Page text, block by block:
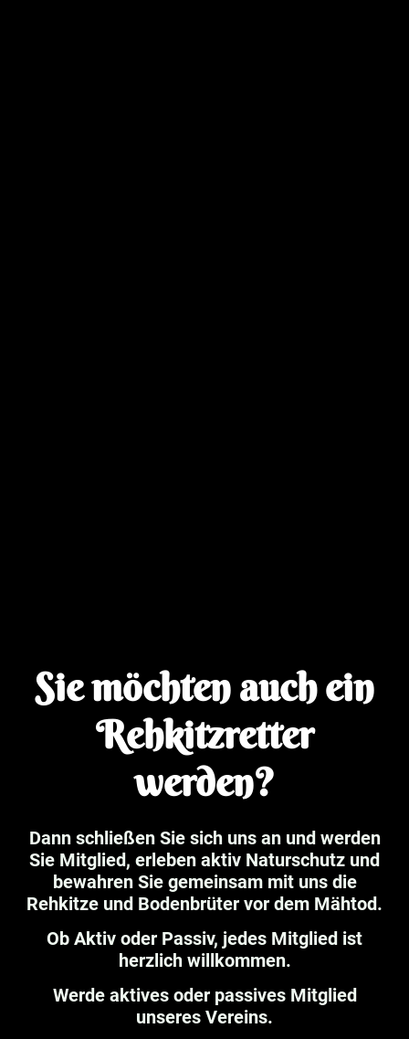
Sie möchten auch ein
Rehkitzretter
werden?
Dann schließen Sie sich uns an und werden
Sie Mitglied, erleben aktiv Naturschutz und
bewahren Sie gemeinsam mit uns die
Rehkitze und Bodenbrüter vor dem Mähtod.
Ob Aktiv oder Passiv, jedes Mitglied ist
herzlich willkommen.
Werde aktives oder passives Mitglied
unseres Vereins.